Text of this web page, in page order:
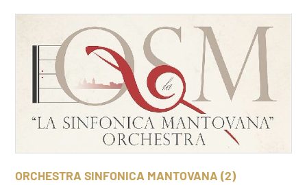
ORCHESTRA SINFONICA MANTOVANA (2)